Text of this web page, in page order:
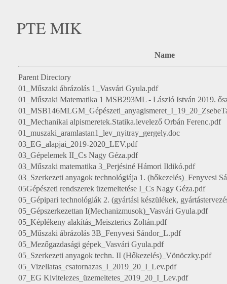
PTE MIK
Name
Parent Directory
01_Műszaki ábrázolás 1_Vasvári Gyula.pdf
01_Műszaki Matematika 1 MSB293ML - László István 2019.
01_Mechanikai alpismeretek.Statika.levelező Orbán Ferenc.pdf
01_muszaki_aramlastan1_lev_nyitray_gergely.doc
03_EG_alapjai_2019-2020_LEV.pdf
03_Gépelemek II_Cs Nagy Géza.pdf
03_Műszaki matematika 3_Perjésiné Hámori Ildikó.pdf
03_Szerkezeti anyagok technológiája 1. (hőkezelés)_Fenyvesi
05Gépészeti rendszerek üzemeltetése I_Cs Nagy Géza.pdf
05_Gépipari technológiák 2. (gyártási készülékek,
05_Gépszerkezettan I(Mechanizmusok)_Vasvári Gyula.pdf
05_Képlékeny alakítás_Meiszterics Zoltán.pdf
05_Műszaki ábrázolás 3B_Fenyvesi Sándor_L.pdf
05_Mezőgazdasági gépek_Vasvári Gyula.pdf
05_Szerkezeti anyagok techn. II (Hőkezelés)_Vönöczky.pdf
05_Vizellatas_csatornazas_I_2019_20_I_Lev.pdf
07_EG Kivitelezes_üzemeltetes_2019_20_I_Lev.pdf